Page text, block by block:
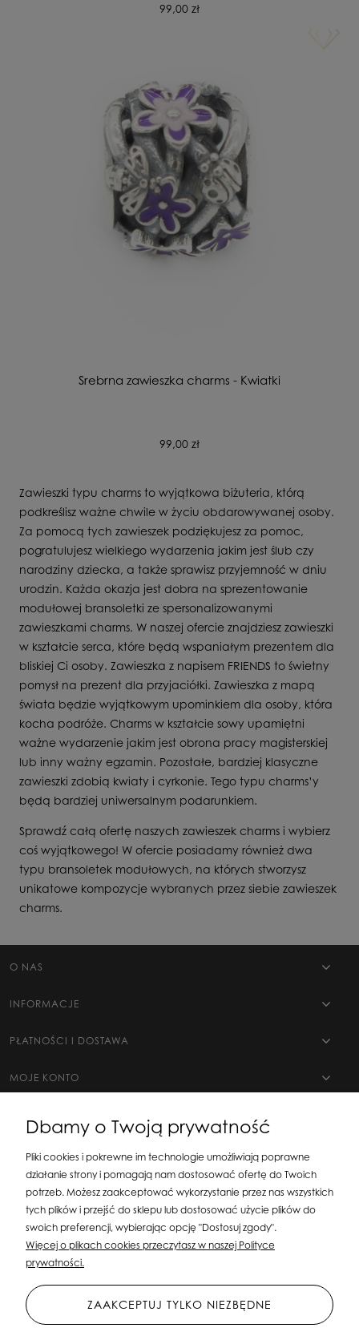
99,00 zł
Srebrna zawieszka charms - Kwiatki
99,00 zł
Zawieszki typu charms to wyjątkowa biżuteria, którą
podkreślisz ważne chwile w życiu obdarowywanej osoby.
Za pomocą tych zawieszek podziękujesz za pomoc,
pogratulujesz wielkiego wydarzenia jakim jest ślub czy
narodziny dziecka, a także sprawisz przyjemność w dniu
urodzin. Każda okazja jest dobra na sprezentowanie
modułowej bransoletki ze spersonalizowanymi
zawieszkami charms. W naszej ofercie znajdziesz zawieszki
w kształcie serca, które będą wspaniałym prezentem dla
bliskiej Ci osoby. Zawieszka z napisem FRIENDS to świetny
pomysł na prezent dla przyjaciółki. Zawieszka z mapą
świata będzie wyjątkowym upominkiem dla osoby, która
kocha podróże. Charms w kształcie sowy upamiętni
ważne wydarzenie jakim jest obrona pracy magisterskiej
lub inny ważny egzamin. Pozostałe, bardziej klasyczne
zawieszki zdobią kwiaty i cyrkonie. Tego typu charms’y
będą bardziej uniwersalnym podarunkiem.
Sprawdź całą ofertę naszych zawieszek charms i wybierz
coś wyjątkowego! W ofercie posiadamy również dwa
typu bransoletek modułowych, na których stworzysz
unikatowe kompozycje wybranych przez siebie zawieszek
charms.
O NAS
INFORMACJE
PŁATNOŚCI I DOSTAWA
MOJE KONTO
Silit Group Maciej Suska
| ul. Astronomów 16, 80-299 Gdańsk, woj. pomorskie
sklepsusetti@gmail.com
Tel.: 508-107-233 | NIP: 5841956567 REGON:
Dbamy o Twoją prywatność
Pliki cookies i pokrewne im technologie umożliwiają poprawne
działanie strony i pomagają nam dostosować ofertę do Twoich
potrzeb. Możesz zaakceptować wykorzystanie przez nas wszystkich
tych plików i przejść do sklepu lub dostosować użycie plików do
swoich preferencji, wybierając opcję "Dostosuj zgody".
Więcej o plikach cookies przeczytasz w naszej Polityce
prywatności.
ZAAKCEPTUJ TYLKO NIEZBĘDNE